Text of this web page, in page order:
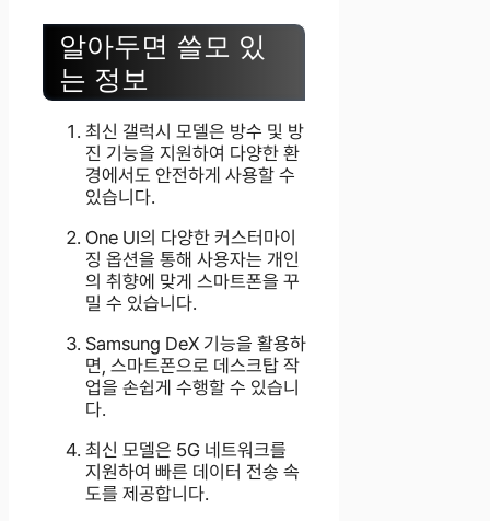
알아두면 쓸모 있
는 정보
최신 갤럭시 모델은 방수 및 방
진 기능을 지원하여 다양한 환
경에서도 안전하게 사용할 수
있습니다.
One UI의 다양한 커스터마이
징 옵션을 통해 사용자는 개인
의 취향에 맞게 스마트폰을 꾸
밀 수 있습니다.
Samsung DeX 기능을 활용하
면, 스마트폰으로 데스크탑 작
업을 손쉽게 수행할 수 있습니
다.
최신 모델은 5G 네트워크를
지원하여 빠른 데이터 전송 속
도를 제공합니다.